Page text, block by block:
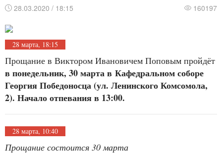
28.03.2020 / 18:15 160197
28 марта, 18:15
Прощание в Виктором Ивановичем Поповым пройдёт
в понедельник, 30 марта в Кафедральном соборе
Георгия Победоносца (ул. Ленинского Комсомола,
2). Начало отпевания в 13:00.
28 марта, 10:40
Прощание состоится 30 марта